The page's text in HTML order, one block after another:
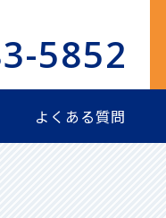
5852
よくある質問